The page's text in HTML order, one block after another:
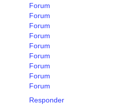
Forum
Forum
Forum
Forum
Forum
Forum
Forum
Forum
Forum
Responder